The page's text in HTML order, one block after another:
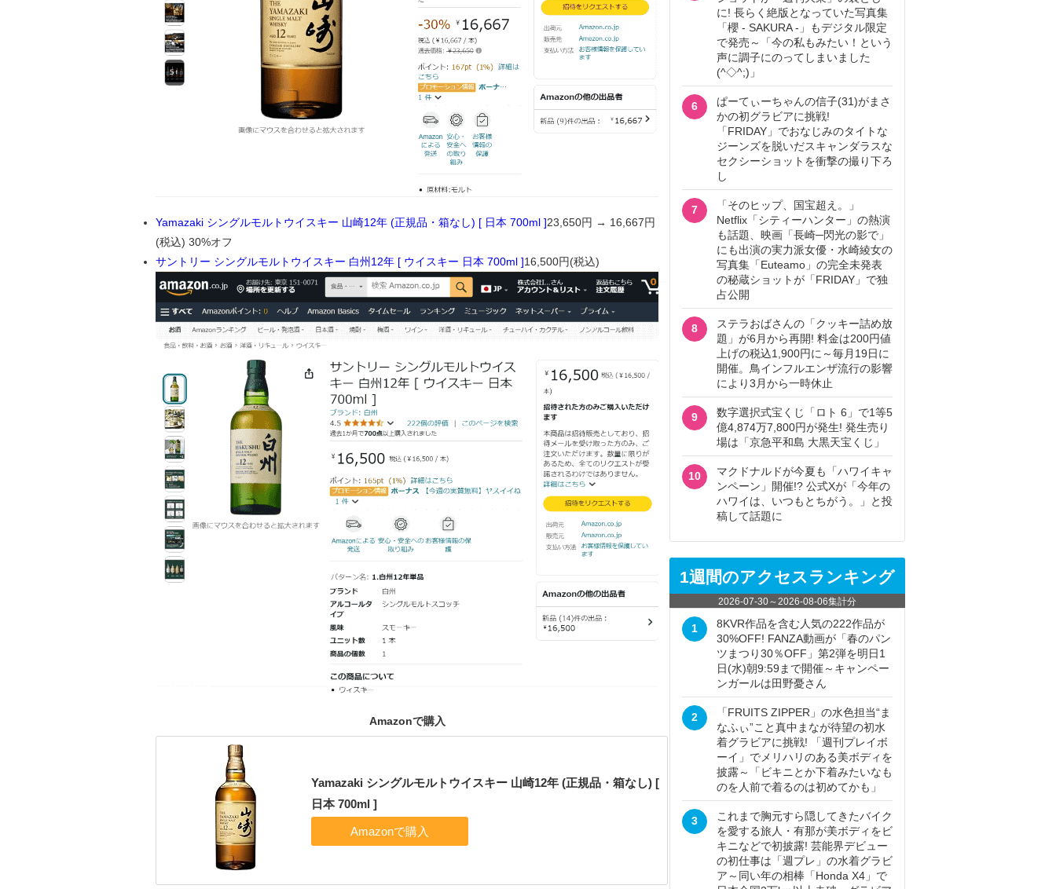
Yamazaki シングルモルトウイスキー 山崎12年 (正規品・箱なし) [ 日本 700ml ]23,650円 → 16,667円
(税込) 30%オフ
サントリー シングルモルトウイスキー 白州12年 [ ウイスキー 日本 700ml ]16,500円(税込)
Amazonで購入
Yamazaki シングルモルトウイスキー 山崎12年 (正規品・箱なし) [
日本 700ml ]
に! 長らく絶版となっていた写真集
「櫻 - SAKURA -」もデジタル限定
で発売～「今の私もみたい！という
声に調子にのってしまいました
(^◇^;)」
6
ぱーてぃーちゃんの信子(31)がまさ
かの初グラビアに挑戦!
「FRIDAY」でおなじみのタイトな
ジーンズを脱いだスキャンダラスな
セクシーショットを衝撃の撮り下ろ
し
7
「そのヒップ、国宝超え。」
Netflix「シティーハンター」の熱演
も話題、映画「長崎─閃光の影で」
にも出演の実力派女優・水崎綾女の
写真集「Euteamo」の完全未発表
の秘蔵ショットが「FRIDAY」で独
占公開
8
ステラおばさんの「クッキー詰め放
題」が6月から再開! 料金は200円値
上げの税込1,900円に～毎月19日に
開催。鳥インフルエンザ流行の影響
により3月から一時休止
9
数字選択式宝くじ「ロト 6」で1等5
億4,874万7,800円が発生! 発生売り
場は「京急平和島 大黒天宝くじ」
10
マクドナルドが今夏も「ハワイキャ
ンペーン」開催!? 公式Xが「今年の
ハワイは、いつもとちがう。」と投
稿して話題に
1週間のアクセスランキング
2026-07-30～2026-08-06集計分
1
8KVR作品を含む人気の222作品が
30%OFF! FANZA動画が「春のパン
ツまつり30％OFF」第2弾を明日1
日(水)朝9:59まで開催～キャンペー
ンガールは田野憂さん
2
「FRUITS ZIPPER」の水色担当“ま
なふぃ”こと真中まなが待望の初水
着グラビアに挑戦! 「週刊プレイボ
ーイ」でメリハリのある美ボディを
披露～「ビキニとか下着みたいなも
のを人前で着るのは初めてかも」
3
これまで胸元すら隠してきたバイク
を愛する旅人・有那が美ボディをビ
キニなどで初披露! 芸能界デビュー
の初仕事は「週プレ」の水着グラビ
ア～同い年の相棒「Honda X4」で